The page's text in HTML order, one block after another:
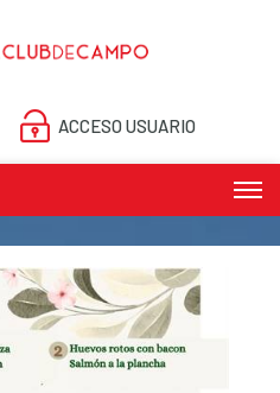
ACCESO USUARIO